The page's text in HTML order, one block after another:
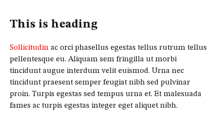
This is heading
Sollicitudin ac orci phasellus egestas tellus rutrum tellus
pellentesque eu. Aliquam sem fringilla ut morbi
tincidunt augue interdum velit euismod. Urna nec
tincidunt praesent semper feugiat nibh sed pulvinar
proin. Turpis egestas sed tempus urna et. Et malesuada
fames ac turpis egestas integer eget aliquet nibh.